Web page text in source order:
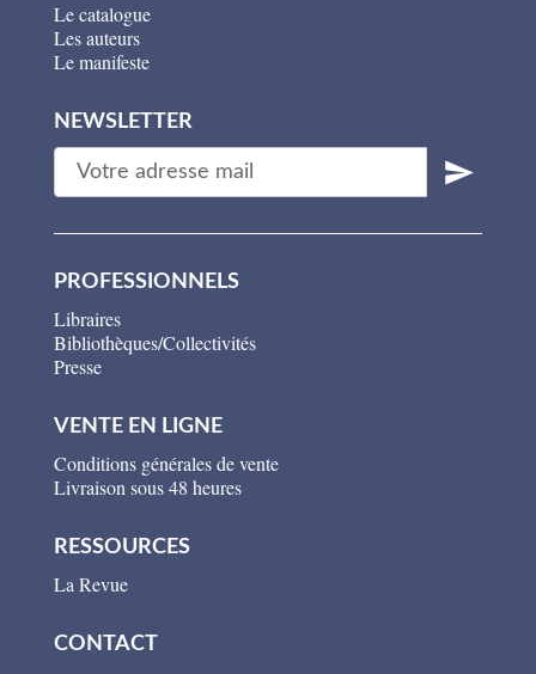
Le catalogue
Les auteurs
Le manifeste
NEWSLETTER
PROFESSIONNELS
Libraires
Bibliothèques/Collectivités
Presse
VENTE EN LIGNE
Conditions générales de vente
Livraison sous 48 heures
RESSOURCES
La Revue
CONTACT